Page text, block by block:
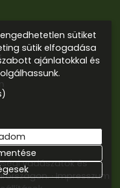
vadászatok és
Impresszum
sütiket
sütik elfogadása
ajánlatokkal és